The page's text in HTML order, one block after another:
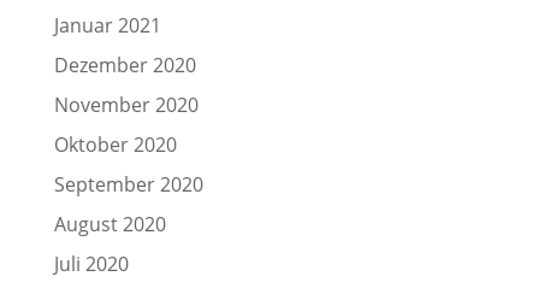
Januar 2021
Dezember 2020
November 2020
Oktober 2020
September 2020
August 2020
Juli 2020